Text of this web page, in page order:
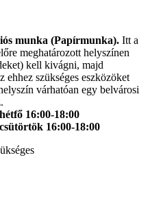
munka (Papírmunka). Itt a
meghatározott helyszínen
kell kivágni, majd
ehhez szükséges eszközöket
várhatóan egy belvárosi
16:00-18:00
16:00-18:00